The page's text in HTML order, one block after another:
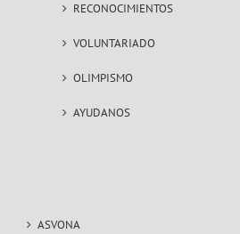
RECONOCIMIENTOS
VOLUNTARIADO
OLIMPISMO
AYUDANOS
ASVONA